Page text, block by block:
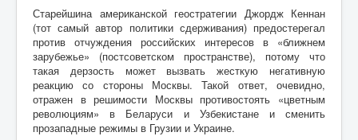
Старейшина американской геостратегии Джордж Кеннан
(тот самый автор политики сдерживания) предостерегал
против отчуждения российских интересов в «ближнем
зарубежье» (постсоветском пространстве), потому что
такая дерзость может вызвать жесткую негативную
реакцию со стороны Москвы. Такой ответ, очевидно,
отражен в решимости Москвы противостоять «цветным
революциям» в Беларуси и Узбекистане и сменить
прозападные режимы в Грузии и Украине.